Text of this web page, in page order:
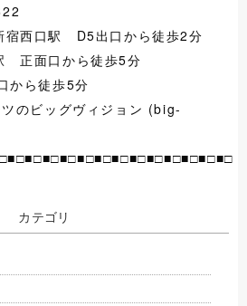
宿西口駅 D5出口から徒歩2分
正面口から徒歩5分
から徒歩5分
のビッグヴィジョン (big-
カテゴリ